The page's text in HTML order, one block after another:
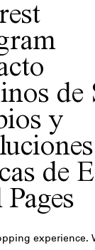
de
y
de
experience.